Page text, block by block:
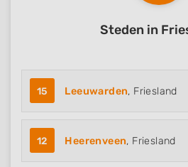
Steden in
15 Leeuwarden, Friesland
12 Heerenveen, Friesland